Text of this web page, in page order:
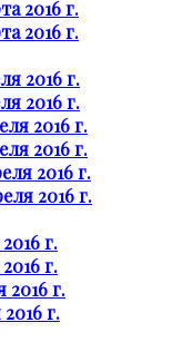
2016 г.
2016 г.
2016 г.
2016 г.
2016 г.
2016 г.
2016 г.
2016 г.
г.
г.
2016 г.
г.